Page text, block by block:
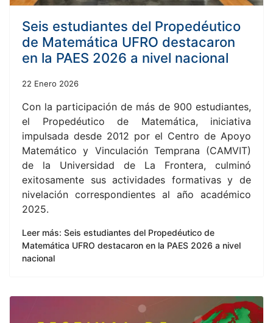
Seis estudiantes del Propedéutico
de Matemática UFRO destacaron
en la PAES 2026 a nivel nacional
22 Enero 2026
Con la participación de más de 900 estudiantes,
el Propedéutico de Matemática, iniciativa
impulsada desde 2012 por el Centro de Apoyo
Matemático y Vinculación Temprana (CAMVIT)
de la Universidad de La Frontera, culminó
exitosamente sus actividades formativas y de
nivelación correspondientes al año académico
2025.
Leer más: Seis estudiantes del Propedéutico de
Matemática UFRO destacaron en la PAES 2026 a nivel
nacional